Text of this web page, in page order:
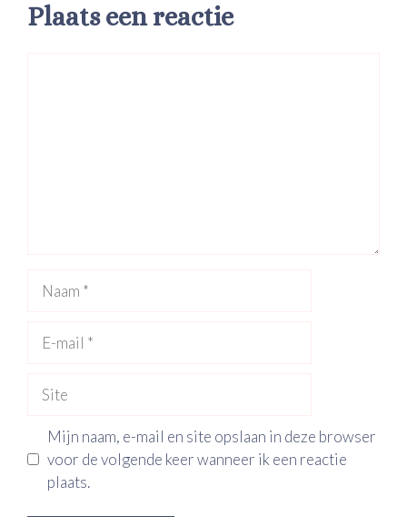
Plaats een reactie
mail
Mijn naam, e-mail en site opslaan in deze browser
voor de volgende keer wanneer ik een reactie
plaats.